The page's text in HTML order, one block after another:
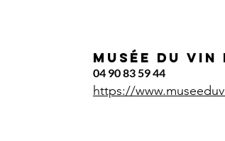
Musée du vin
04 90 83 59 44
https://